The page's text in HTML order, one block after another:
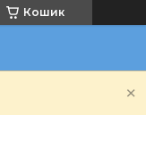
Кошик